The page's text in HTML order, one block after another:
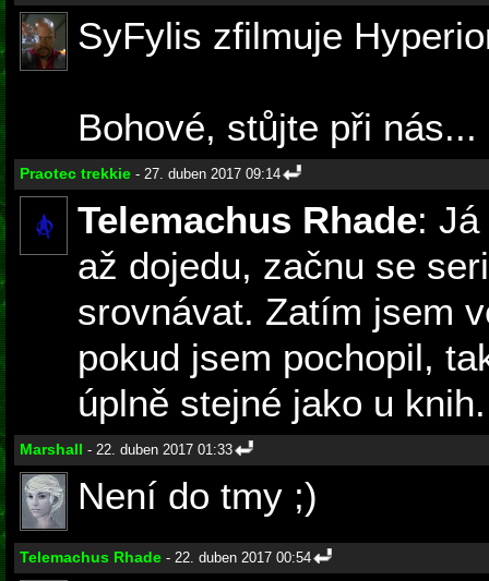
SyFylis zfilmuje
Bohové, stůjte při nás...
Praotec trekkie - 27. duben 2017 09:14
Telemachus Rhade:
až dojedu, začnu se
srovnávat. Zatím jsem
pokud jsem pochopil,
úplně stejné jako u knih.
Marshall - 22. duben 2017 01:33
Není do tmy ;)
Telemachus Rhade - 22. duben 2017 00:54